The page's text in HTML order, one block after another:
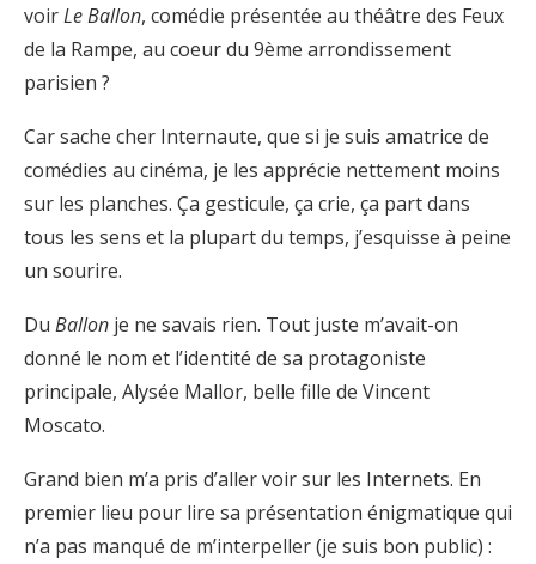
voirLe Ballon, comédie présentée au théâtre des Feux
de la Rampe, au coeur du 9ème arrondissement
parisien ?
Car sache cher Internaute, que si je suis amatrice de
comédies au cinéma, je les apprécie nettement moins
sur les planches. Ça gesticule, ça crie, ça part dans
tous les sens et la plupart du temps, j’esquisse à peine
un sourire.
Du Ballon je ne savais rien. Tout juste m’avait-on
donné le nom et l’identité de sa protagoniste
principale, Alysée Mallor, belle fille de Vincent
Moscato.
Grand bien m’a pris d’aller voir sur les Internets. En
premier lieu pour lire sa présentation énigmatique qui
n’a pas manqué de m’interpeller (je suis bon public) :